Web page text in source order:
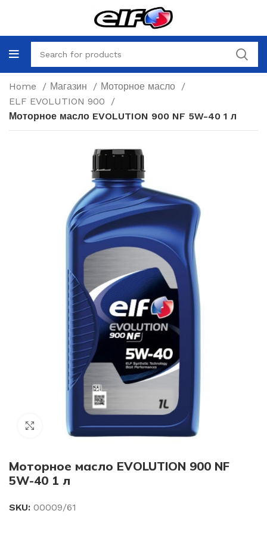
Home Магазин
Моторное масло
ELF EVOLUTION 900
Моторное масло EVOLUTION 900 NF 5W-40 1 л
Click to enlarge
Моторное масло EVOLUTION 900 NF
5W-40 1 л
SKU: 00009/61